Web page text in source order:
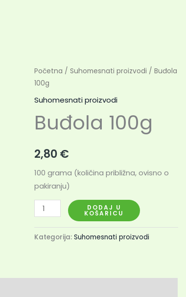
Početna / Suhomesnati proizvodi / Buđola
100g
Suhomesnati proizvodi
Buđola 100g
2,80€
100 grama (količina približna, ovisno o
pakiranju)
Buđola
100g
količina
DODAJ U
KOŠARICU
Kategorija: Suhomesnati proizvodi